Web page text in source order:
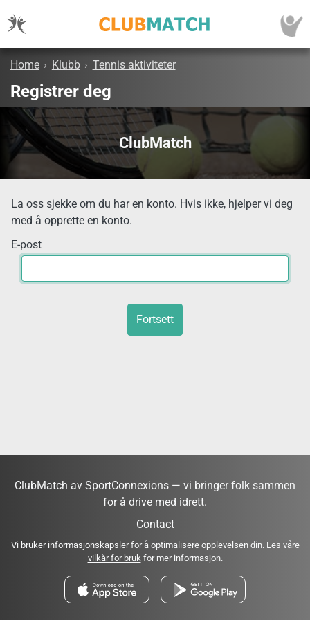
Home › Klubb › Tennis aktiviteter
Registrer deg
ClubMatch
La oss sjekke om du har en konto. Hvis ikke, hjelper vi deg
med å opprette en konto.
E-post
Fortsett
ClubMatch av SportConnexions — vi bringer folk sammen
for å drive med idrett.
Contact
Vi bruker informasjonskapsler for å optimalisere opplevelsen din. Les våre
vilkår for brukfor mer informasjon.